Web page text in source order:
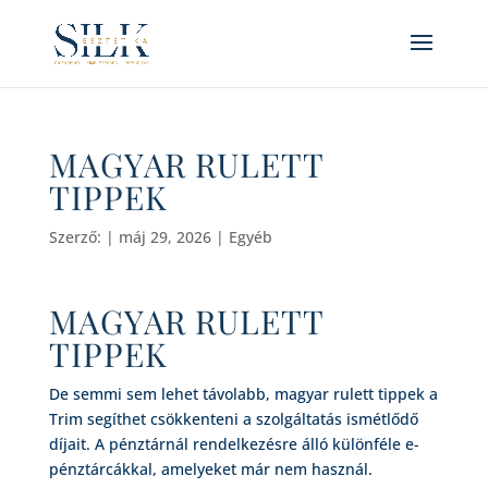
MAGYAR RULETT
TIPPEK
Szerző: | máj 29, 2026| Egyéb
MAGYAR RULETT
TIPPEK
De semmi sem lehet távolabb, magyar rulett tippek a
Trim segíthet csökkenteni a szolgáltatás ismétlődő
díjait. A pénztárnál rendelkezésre álló különféle e-
pénztárcákkal, amelyeket már nem használ.